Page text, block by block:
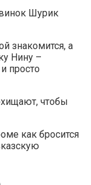
Шурик
знакомится, а
Нину –
просто
чтобы
как бросится